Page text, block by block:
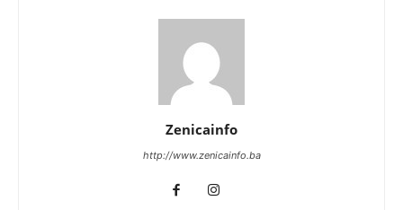
Zenicainfo
http://www.zenicainfo.ba